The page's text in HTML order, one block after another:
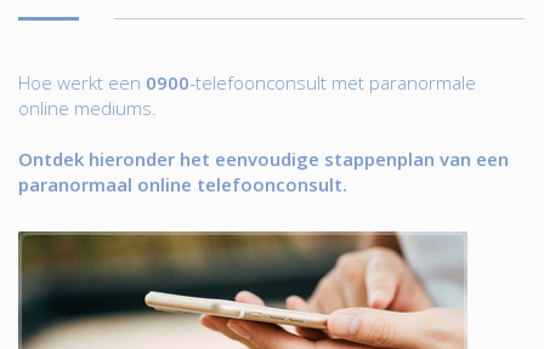
Hoe werkt een 0900-telefoonconsult met paranormale
online mediums.
Ontdek hieronder het eenvoudige stappenplan van een
paranormaal online telefoonconsult.